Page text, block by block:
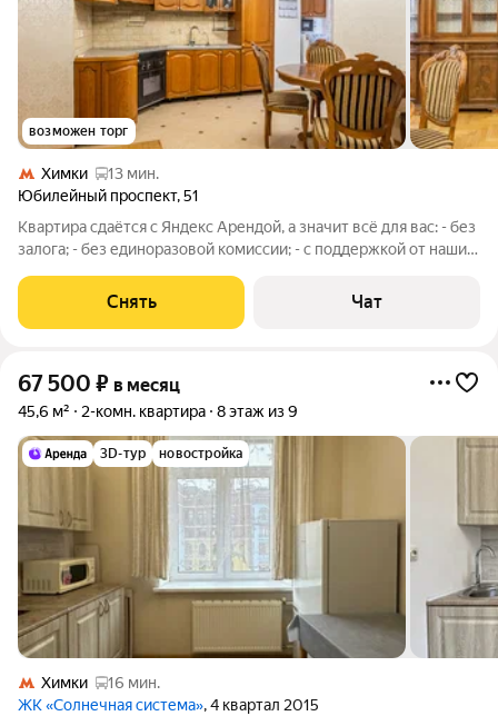
возможен торг
Химки
13 мин.
Юбилейный проспект,51
Квартира сдаётся с Яндекс Арендой, а значит всё для вас: - без
залога; - без единоразовой комиссии; - с поддержкой от наших
вам квартиру онлайн это так же детально, как вживую, только
вы не
Снять Чат
67 500 ₽ в месяц
45,6 м² 2-комн. квартира 8 этаж из 9
3D-тур новостройка
Химки
16 мин.
ЖК «Солнечная система», 4 квартал 2015